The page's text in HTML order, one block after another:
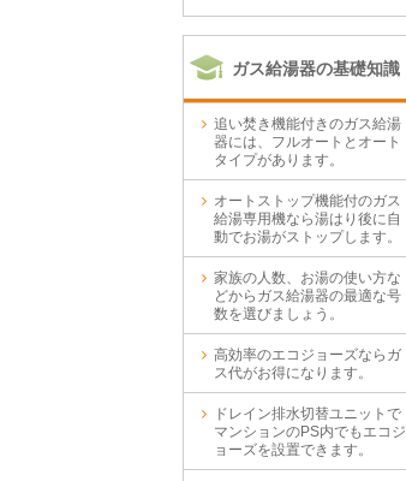
ガス給湯器の基礎知識
追い焚き機能付きのガス給湯
器には、フルオートとオート
タイプがあります。
オートストップ機能付のガス
給湯専用機なら湯はり後に自
動でお湯がストップします。
家族の人数、お湯の使い方な
どからガス給湯器の最適な号
数を選びましょう。
高効率のエコジョーズならガ
ス代がお得になります。
ドレイン排水切替ユニットで
マンションのPS内でもエコジ
ョーズを設置できます。